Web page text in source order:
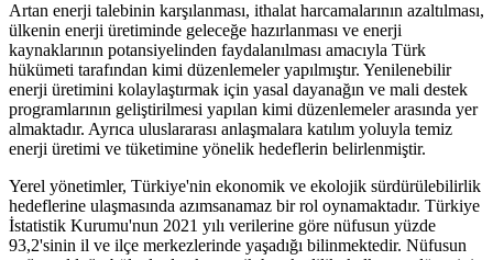
Artan enerji talebinin karşılanması, ithalat harcamalarının azaltılması,
ülkenin enerji üretiminde geleceğe hazırlanması ve enerji
kaynaklarının potansiyelinden faydalanılması amacıyla Türk
hükümeti tarafından kimi düzenlemeler yapılmıştır. Yenilenebilir
enerji üretimini kolaylaştırmak için yasal dayanağın ve mali destek
programlarının geliştirilmesi yapılan kimi düzenlemeler arasında yer
almaktadır. Ayrıca uluslararası anlaşmalara katılım yoluyla temiz
enerji üretimi ve tüketimine yönelik hedeflerin belirlenmiştir.
Yerel yönetimler, Türkiye'nin ekonomik ve ekolojik sürdürülebilirlik
hedeflerine ulaşmasında azımsanamaz bir rol oynamaktadır. Türkiye
İstatistik Kurumu'nun 2021 yılı verilerine göre nüfusun yüzde
93,2'sinin il ve ilçe merkezlerinde yaşadığı bilinmektedir. Nüfusun